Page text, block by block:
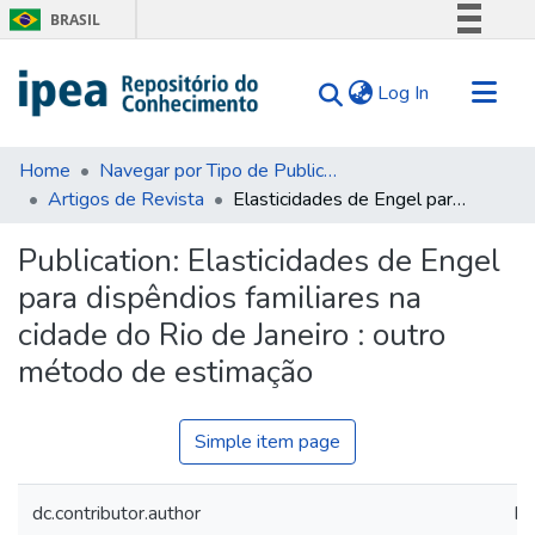
BRASIL
Comunica BR
Acesso à informação
Legislação
Log In (current)
Communities & Collections
Search for
Statistics
About Us
Home
Navegar por Tipo de Publicação
Artigos de Revista
Elasticidades de Engel para dispêndios familiares na cidade do Rio de Janeiro : outro método de estimação
Publication: Elasticidades de Engel
para dispêndios familiares na
cidade do Rio de Janeiro : outro
método de estimação
Simple item page
dc.contributor.author